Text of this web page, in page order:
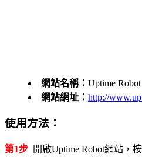
網站名稱： Uptime Robot
網站網址： http://
使用方法：
第1步 開啟Uptime Robot網站，